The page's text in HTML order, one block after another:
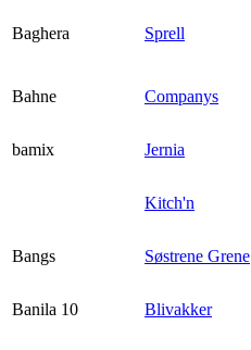
Baghera Sprell
Bahne Companys
bamix
Jernia
Kitch'n
Bangs
Søstrene Grene
Banila 10 Blivakker